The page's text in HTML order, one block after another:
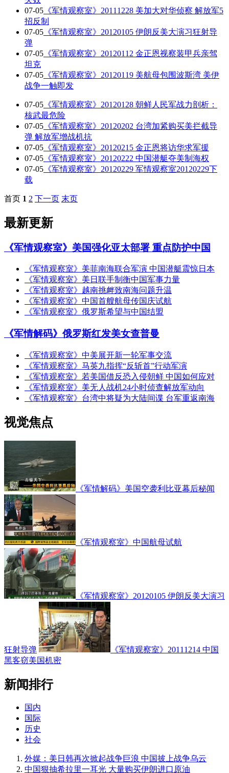
07-05 《军情观察室》20111228 美加大对华侦察 解放军5
招反制
07-05 《军情观察室》20120105 伊朗反美大演习狂射导
弹
07-05 《军情观察室》20120112 金正恩视察装甲兵亲驾
坦克
07-05 《军情观察室》20120119 美航母包围波斯湾 美伊
战争一触即发
07-05 《军情观察室》20120128 朝鲜人民军战力剖析：
核武最危险
07-05 《军情观察室》20120202 台湾加紧购买美拦截导
弹 解放军增战机抗
07-05 《军情观察室》20120215 金正恩将访华求军援
07-05 《军情观察室》20120222 中国潜艇夺美制海权
07-05 《军情观察室》20120229 军情观察室20120229下
载
首页 1 2 下一页 末页
最新更新
《军情观察室》美国强化亚太部署 重点防护中国
《军情观察室》美菲南海联合军演 中国潜艇震惊日本
《军情观察室》美日联手制衡中国军事力量
《军情观察室》越南挑衅致南海问题升温
《军情观察室》中国首艘航母传国庆试航
《军情观察室》俄罗斯希望与中国结盟
《军情解码》俄罗斯红发美女查普曼
《军情观察室》中美展开新一轮军事交流
《军情观察室》马英九指挥“反斩首”行动军演
《军情观察室》若美国借反恐入侵朝鲜 中国如何应对
《军情观察室》美无人战机24小时侦查解放军动向
《军情观察室》台湾中将疑为大陆间谍 台军重返南海
视觉焦点
《军情解码》美国空袭利比亚幕后秘闻
《军情观察室》中国航母试航
《军情观察室》20120105 伊朗反美大演习
狂射导弹
《军情观察室》20111214 中国
黑客窃美国机密
新闻排行
国内
国际
历史
社会
外媒：美日韩再次掀起战争巨浪 中国披上战争乌云
中国狠抽希拉里一耳光 大量购买伊朗进口原油